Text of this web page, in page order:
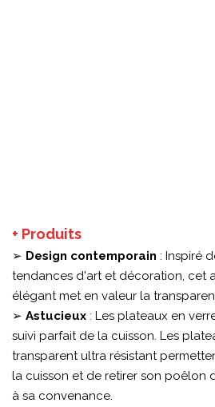
+ Produits
➢ Design contemporain : Inspiré
tendances d'art et décoration, cet
élégant met en valeur la
➢ Astucieux : Les plateaux en
suivi parfait de la cuisson. Les
transparent ultra résistant
la cuisson et de retirer son poêlon
à sa convenance.